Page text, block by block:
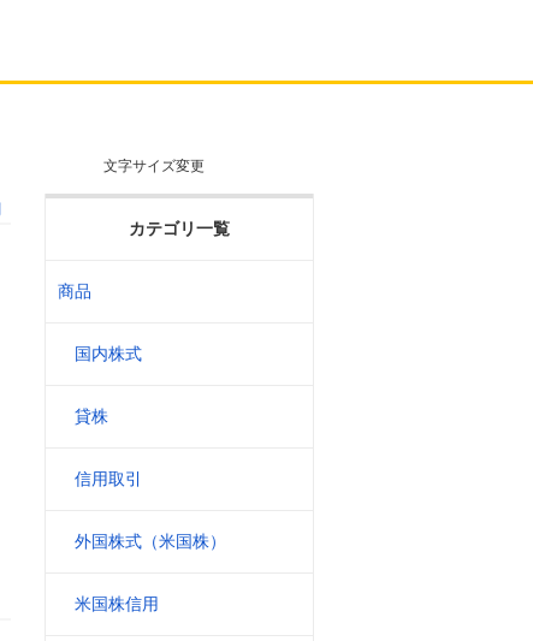
文字サイズ変更
カテゴリ一覧
商品
国内株式
貸株
信用取引
外国株式（米国株）
米国株信用